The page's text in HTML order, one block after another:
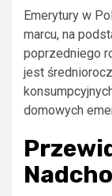
Emerytury w
marcu, na
poprzedniego
jest
domowych